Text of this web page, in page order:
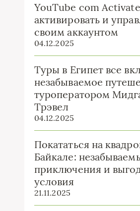
YouTube com
активировать и
своим аккаунтом
04.12.2025
Туры в Египет все
незабываемое
туроператором
Трэвел
04.12.2025
Покататься на
Байкале:
приключения и
условия
21.11.2025